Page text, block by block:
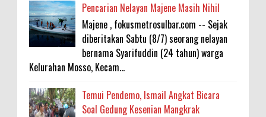
Pencarian Nelayan Majene Masih Nihil
Majene , fokusmetrosulbar.com -- Sejak
diberitakan Sabtu (8/7) seorang nelayan
bernama Syarifuddin (24 tahun) warga
Kelurahan Mosso, Kecam...
Temui Pendemo, Ismail Angkat Bicara
Soal Gedung Kesenian Mangkrak